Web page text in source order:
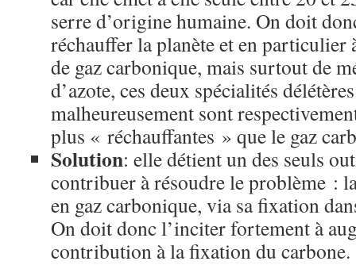
serre d’origine humaine. On doit
réchauffer la planète et en particulier
de gaz carbonique, mais surtout de
d’azote, ces deux spécialités
malheureusement sont
plus « réchauffantes » que le gaz
Solution: elle détient un des seuls
contribuer à résoudre le problème :
en gaz carbonique, via sa fixation
On doit donc l’inciter fortement à
contribution à la fixation du carbone.